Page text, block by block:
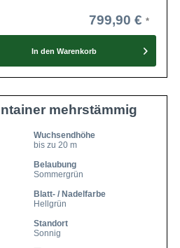
799,90 €
In den Warenkorb
mehrstämmig
Wuchsendhöhe
bis zu 20 m
Belaubung
Sommergrün
Blatt- / Nadelfarbe
Hellgrün
Standort
Sonnig